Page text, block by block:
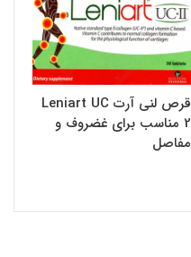
قرص لنی آرت Leniart UC
2 مناسب برای غضروف و
مفاصل